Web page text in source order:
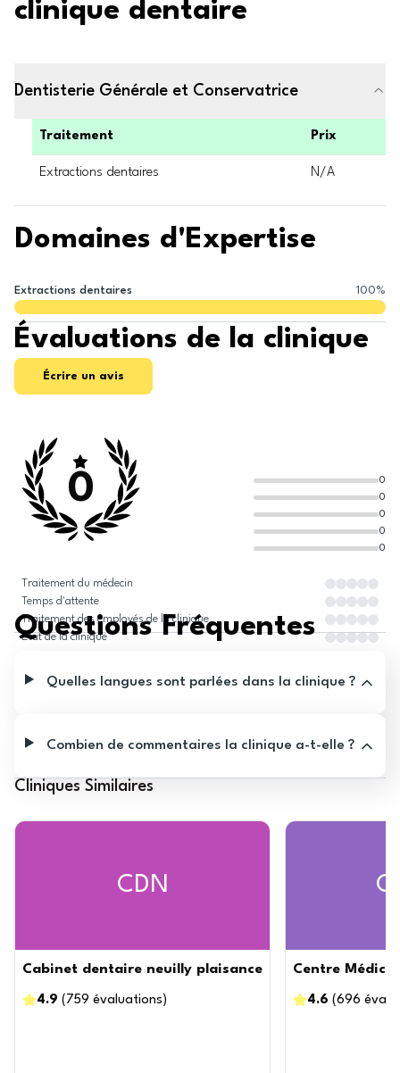
clinique dentaire
Dentisterie Générale et Conservatrice
Traitement Prix
Extractions dentaires N/A
Domaines d'Expertise
Extractions dentaires 100%
Évaluations de la clinique
Écrire un avis
0
0
0
0
0
0
Traitement du médecin
Temps d'attente
Traitement des employés de la clinique
État de la clinique
Questions Fréquentes
Quelles langues sont parlées dans la clinique ?
Combien de commentaires la clinique a-t-elle ?
Cliniques Similaires
CDN
Cabinet dentaire neuilly plaisance
4.9 ( 759 évaluations )
Centre
4.6 (696